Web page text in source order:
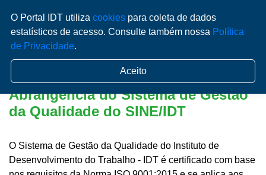
QUALIDADE
Abrangência do Sistema de Gestão
da Qualidade do SINE/IDT
O Sistema de Gestão da Qualidade do Instituto de
Desenvolvimento do Trabalho - IDT é certificado com base
O Portal IDT utiliza cookies para coleta de dados
estatísticos de acesso. Consulte também nossa Política
de Privacidade.
Aceito